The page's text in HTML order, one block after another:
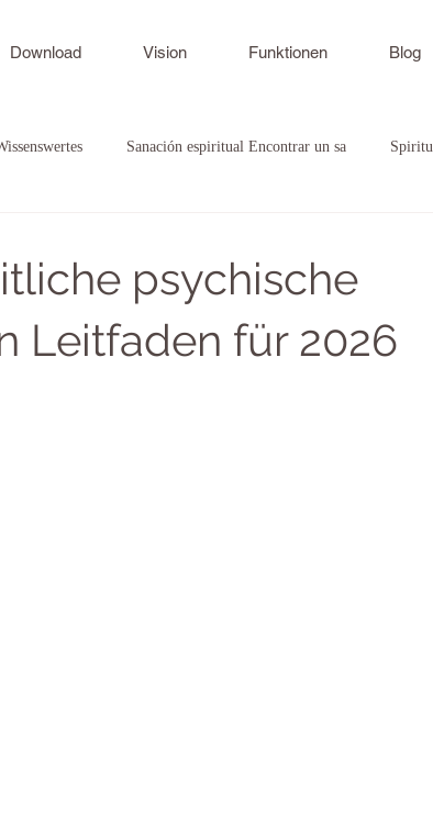
Download Vision Funktionen Blog
Sanación espiritual Encontrar un sa
psychische
Leitfaden für 2026